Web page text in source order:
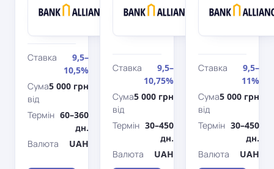
Банк
Капітальний
Ставка
9,5–
10,5%
Сума
від
5 000 грн
Термін 60–360
дн.
Валюта
UAH
Банк
Ощадний
Ставка
9,5–
10,75%
Сума
від
5 000 грн
Термін 30–450
дн.
Валюта
UAH
Ставка
9,5–
11%
Сума
від
5 000 грн
Термін 30–450
дн.
Валюта
UAH